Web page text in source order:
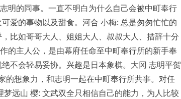
明的同事。一直不明白为什么自己会被中町奉行
爱的事物以及甜食。河合 小梅: 总是匆匆忙忙的
比如哥哥大人、姐姐大人、叔叔大人、措辞十分
的主人公，是由幕府任命至中町奉行所的新手奉
不会轻易妥协。兴趣是日本象棋。大冈 志明平贺
的想象力，和志明一起在中町奉行所共事。对任
远山 樱: 文武双全只相信自己的能力，为人比较